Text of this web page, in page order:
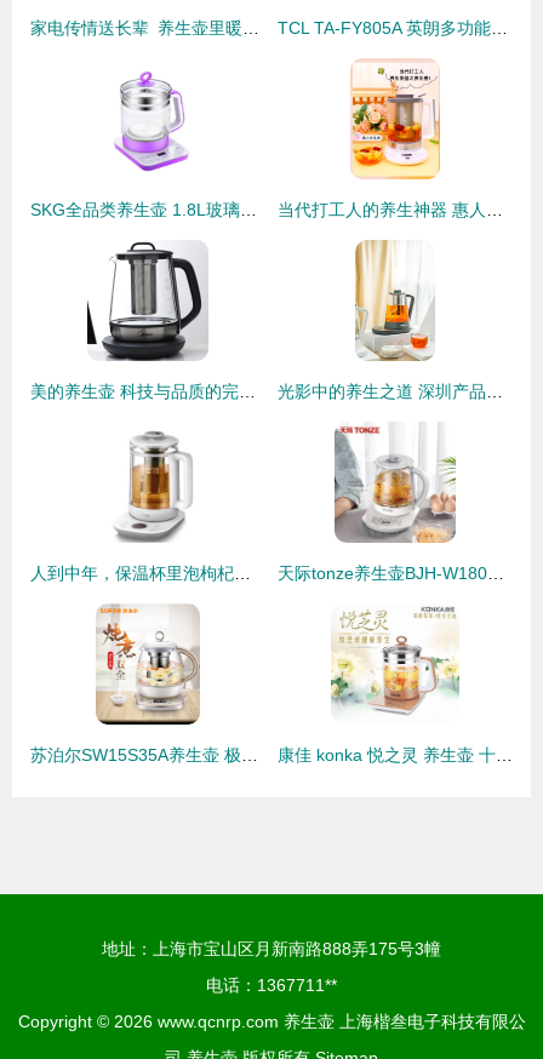
地址：上海市宝山区月新南路888弄175号3幢
电话：1367711**
Copyright © 2026 www.qcnrp.com 养生壶
上海楷叁电子科技有限公